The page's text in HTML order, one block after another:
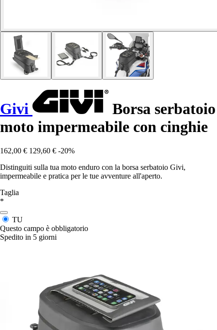
Givi
Borsa serbatoio
moto impermeabile con cinghie
162,00 € 129,60 € -20%
Distinguiti sulla tua moto enduro con la borsa serbatoio Givi,
impermeabile e pratica per le tue avventure all'aperto.
Taglia
*
TU
Questo campo è obbligatorio
Spedito in 5 giorni